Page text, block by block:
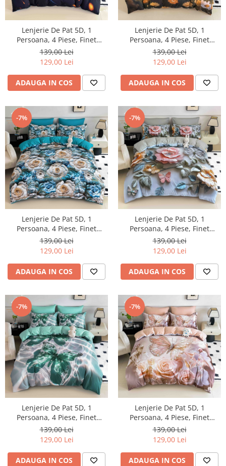
Lenjerie De Pat 5D, 1
Persoana, 4 Piese, Finet
Premium
139,00 Lei
129,00 Lei
ADAUGA IN COS
Lenjerie De Pat 5D, 1
Persoana, 4 Piese, Finet
Premium
139,00 Lei
129,00 Lei
ADAUGA IN COS
-7%
Lenjerie De Pat 5D, 1
Persoana, 4 Piese, Finet
Premium
139,00 Lei
129,00 Lei
ADAUGA IN COS
-7%
Lenjerie De Pat 5D, 1
Persoana, 4 Piese, Finet
Premium
139,00 Lei
129,00 Lei
ADAUGA IN COS
-7%
Lenjerie De Pat 5D, 1
Persoana, 4 Piese, Finet
Premium
139,00 Lei
129,00 Lei
ADAUGA IN COS
-7%
Lenjerie De Pat 5D, 1
Persoana, 4 Piese, Finet
Premium
139,00 Lei
129,00 Lei
ADAUGA IN COS